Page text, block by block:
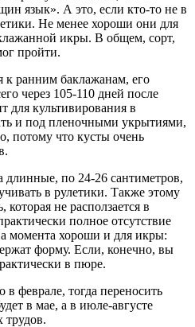
язык». А это, если кто-то не в
Не менее хороши они для
икры. В общем, сорт,
пройти.
ранним баклажанам, его
через 105-110 дней после
для культивирования в
и под пленочными укрытиями,
потому что кусты очень
по 24-26 сантиметров,
в рулетики. Также этому
которая не расползается в
полное отсутствие
момента хороши и для икры:
форму. Если, конечно, вы
в пюре.
в феврале, тогда переносить
в мае, а в июле-августе
трудов.